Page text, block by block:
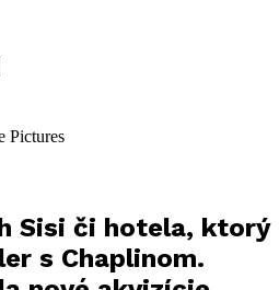
Pictures
Sisi či hotela, ktorý
s Chaplinom.